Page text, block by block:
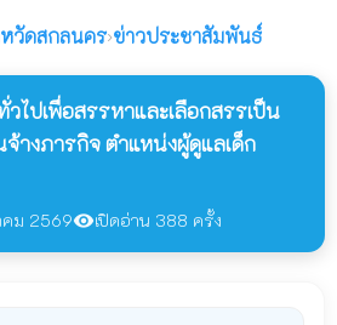
วัดสกลนคร›ข่าวประชาสัมพันธ์
ไปเพื่อสรรหาและเลือกสรรเป็น
างภารกิจ ตำแหน่งผู้ดูแลเด็ก
คม 2569visibilityเปิดอ่าน 388 ครั้ง